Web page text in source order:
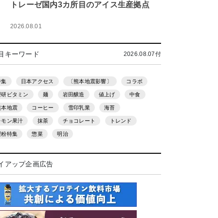
トレーゼ国内3カ所目のアイス生産拠点
2026.08.01
キーワード 2026.08.07付
集 日本アクセス 〔熊本地震影響〕 コラボ
研ビタミン 麺 岩田醸造 値上げ 中食
本地震 コーヒー 雪印乳業 海苔
モン果汁 抹茶 チョコレート トレンド
粉特集 惣菜 明治
アップ企画広告